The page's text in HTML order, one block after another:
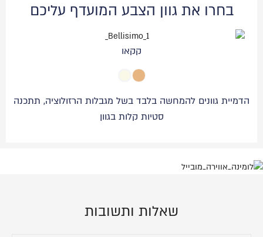
בחרו את גוון הצבע המועדף עליכם
קקאו
הדמיית גוונים להמחשה בלבד בשל מגבלות הרזולוציה, תתכנה
סטיות קלות בגוון
שאלות ותשובות